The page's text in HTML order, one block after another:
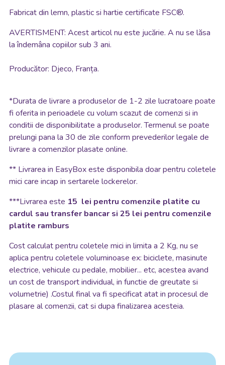
Fabricat din lemn, plastic si hartie certificate FSC®.
AVERTISMENT: Acest articol nu este jucărie. A nu se lăsa
la îndemâna copiilor sub 3 ani.
Producător: Djeco, Franța.
*Durata de livrare a produselor de 1-2 zile lucratoare poate
fi oferita in perioadele cu volum scazut de comenzi si in
conditii de disponibilitate a produselor. Termenul se poate
prelungi pana la 30 de zile conform prevederilor legale de
livrare a comenzilor plasate online.
** Livrarea in EasyBox este disponibila doar pentru coletele
mici care incap in sertarele lockerelor.
***Livrarea este 15 lei pentru comenzile platite cu
cardul sau transfer bancar si 25 lei pentru comenzile
platite ramburs
Cost calculat pentru coletele mici in limita a 2 Kg, nu se
aplica pentru coletele voluminoase ex: biciclete, masinute
electrice, vehicule cu pedale, mobilier... etc, acestea avand
un cost de transport individual, in functie de greutate si
volumetrie) .Costul final va fi specificat atat in procesul de
plasare al comenzii, cat si dupa finalizarea acesteia.